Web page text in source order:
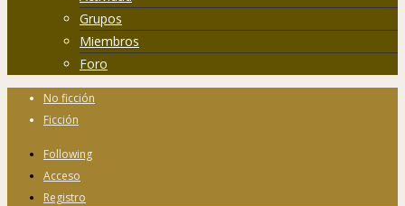
Grupos
Miembros
Foro
No ficción
Ficción
Following
Acceso
Registro